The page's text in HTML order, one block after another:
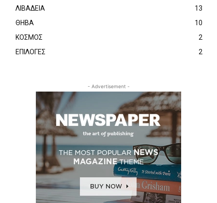
ΛΙΒΑΔΕΙΑ
13
ΘΗΒΑ
10
ΚΟΣΜΟΣ
2
ΕΠΙΛΟΓΕΣ
2
- Advertisement -